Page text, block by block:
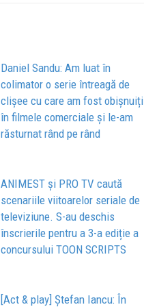
Daniel Sandu: Am luat în
colimator o serie întreagă de
clișee cu care am fost obișnuiți
în filmele comerciale și le-am
răsturnat rând pe rând
ANIMEST și PRO TV caută
scenariile viitoarelor seriale de
televiziune. S-au deschis
înscrierile pentru a 3-a ediție a
concursului TOON SCRIPTS
[Act & play] Ștefan Iancu: În